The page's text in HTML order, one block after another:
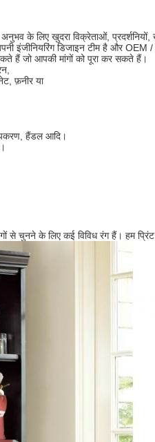
के लिए खुदरा विक्रेताओं, प्रदर्शनियों,
इंजीनियरिंग डिजाइन टीम है और
हैं जो आपकी मांगों को पूरा कर सकते हैं।
फ़नीर या
हैंडल आदि।
से चुनने के लिए कई विविध रंग हैं। हम